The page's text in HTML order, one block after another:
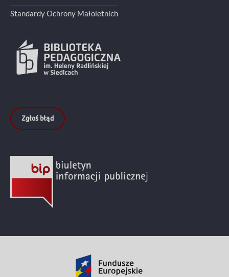
Standardy Ochrony Małoletnich
Zgłoś błąd